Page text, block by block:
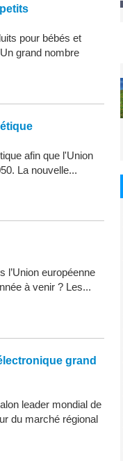
pour bébés et
grand nombre
afin que l'Union
La nouvelle...
l’Union européenne
à venir ? Les...
grand
leader mondial de
du marché régional